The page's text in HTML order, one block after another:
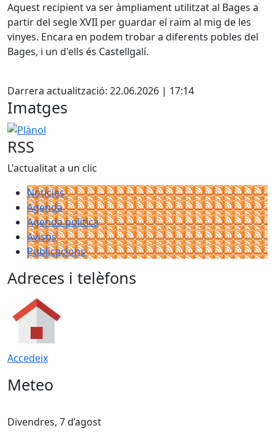
Aquest recipient va ser àmpliament utilitzat al Bages a
partir del segle XVII per guardar el raïm al mig de les
vinyes. Encara en podem trobar a diferents pobles del
Bages, i un d'ells és Castellgalí.
Darrera actualització: 22.06.2026 | 17:14
Imatges
Plànol
RSS
L'actualitat a un clic
Notícies
Agenda
Agenda política
Avisos
Publicacions
Adreces i telèfons
Accedeix
Meteo
Divendres, 7 d’agost